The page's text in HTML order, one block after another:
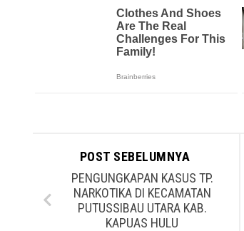
POST SEBELUMNYA
PENGUNGKAPAN KASUS TP.
NARKOTIKA DI KECAMATAN
PUTUSSIBAU UTARA KAB.
KAPUAS HULU